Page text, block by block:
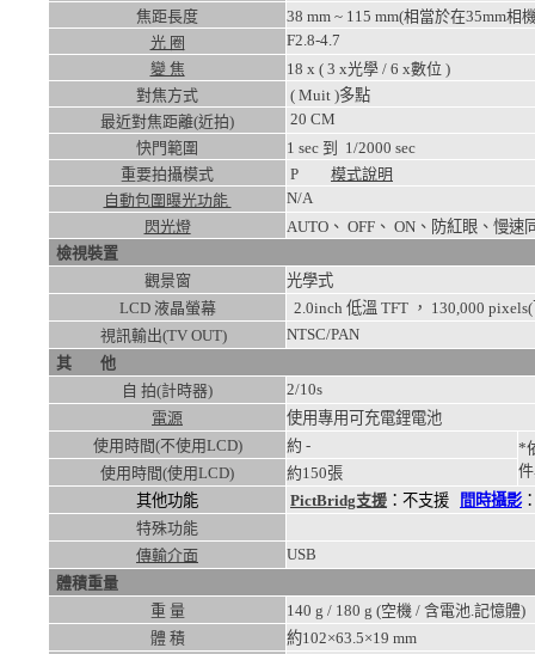
焦距長度
38 mm ~ 115 mm(相當於在35mm相
光 圈
F2.8-4.7
變 焦
18 x ( 3 x光學 / 6 x數位 )
對焦方式
( Muit )多點
最近對焦距離(近拍)
20 CM
快門範圍
1 sec 到 1/2000 sec
重要拍攝模式
P
模式說明
自動包圍曝光功能
N/A
閃光燈
AUTO、 OFF、 ON、防紅眼、
檢視裝置
觀景窗
光學式
LCD 液晶螢幕
2.0inch 低溫 TFT ， 130,000
視訊輸出(TV OUT)
NTSC/PAN
其 他
自 拍(計時器)
2/10s
電源
使用專用可充電鋰電池
使用時間(不使用LCD)
約 -
*
使用時間(使用LCD) 約150張
其他功能
PictBridg支援 ：不支援 間時攝影
特殊功能
傳輸介面
USB
體積重量
重 量
140 g / 180 g (空機 / 含電池.記憶體)
體 積
約102×63.5×19 mm